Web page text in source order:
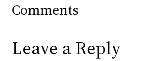
Comments
Leave a Reply